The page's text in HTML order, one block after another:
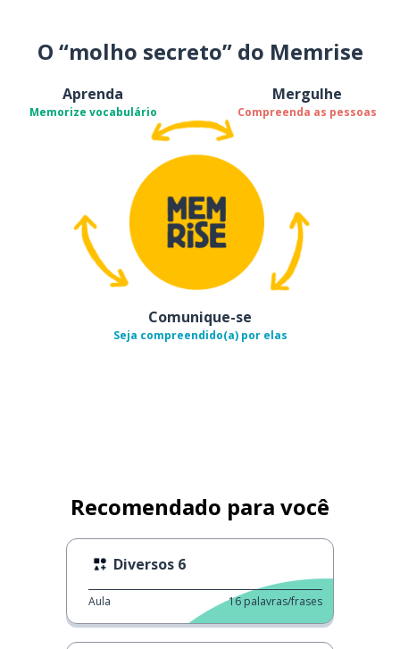
O “molho secreto” do Memrise
Aprenda
Memorize vocabulário
Mergulhe
Compreenda as pessoas
Comunique-se
Seja compreendido(a) por elas
Recomendado para você
Diversos 6
Aula 16 palavras/frases